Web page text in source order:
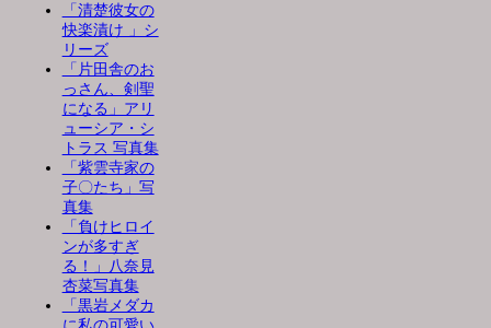
「清楚彼女の
快楽漬け 」シ
リーズ
「片田舎のお
っさん、剣聖
になる」アリ
ューシア・シ
トラス 写真集
「紫雲寺家の
子〇たち」写
真集
「負けヒロイ
ンが多すぎ
る！」八奈見
杏菜写真集
「黒岩メダカ